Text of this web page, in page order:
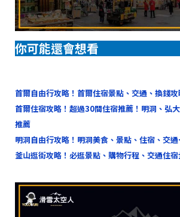
你可能還會想看
首爾自由行攻略！首爾住宿景點、交通、換錢攻
首爾住宿攻略！超過30間住宿推薦！明洞、弘
推薦
明洞自由行攻略！明洞美食、景點、住宿、交通
釜山逛街攻略！必逛景點、購物行程、交通住